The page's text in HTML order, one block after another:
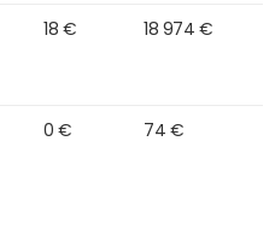
18 € 18 974 €
0 € 74 €